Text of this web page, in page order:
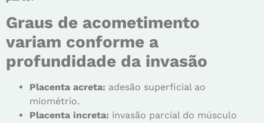
Graus de acometimento
variam conforme a
profundidade da invasão
Placenta acreta: adesão superficial ao
miométrio.
Placenta increta: invasão parcial do músculo